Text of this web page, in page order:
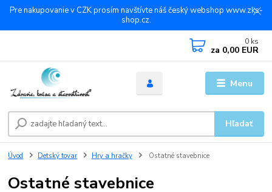
Pre nakupovanie v CZK prosím navštívte náš český webshop www.zks-
shop.cz.
Menu
Hľadať
0 ks
za 0,00 EUR
Úvod Detský tovar Hry a hračky Ostatné stavebnice
Ostatné stavebnice